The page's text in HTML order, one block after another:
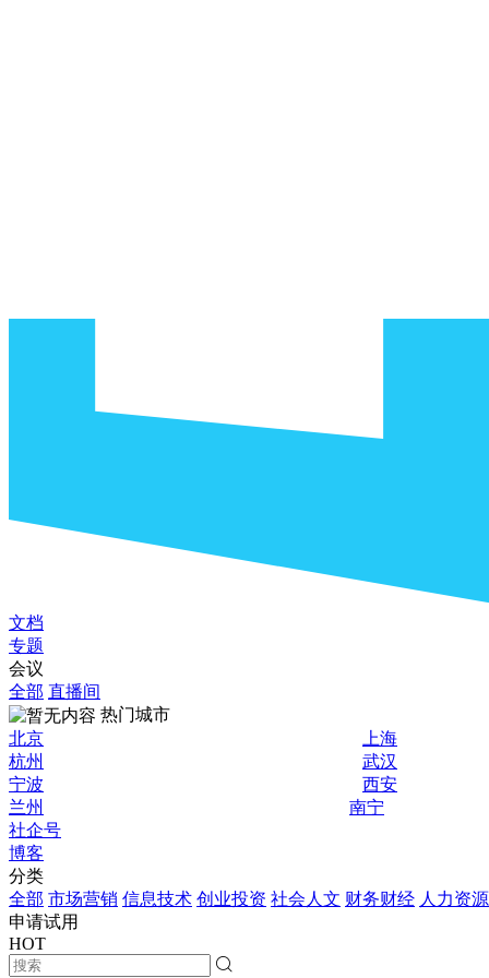
文档
专题
会议
全部 直播间
热门城市
北京
上海
杭州
武汉
宁波
西安
兰州
南宁
社企号
博客
分类
全部 市场营销 信息技术 创业投资 社会人文 财务财经 人力资源
申请试用
HOT